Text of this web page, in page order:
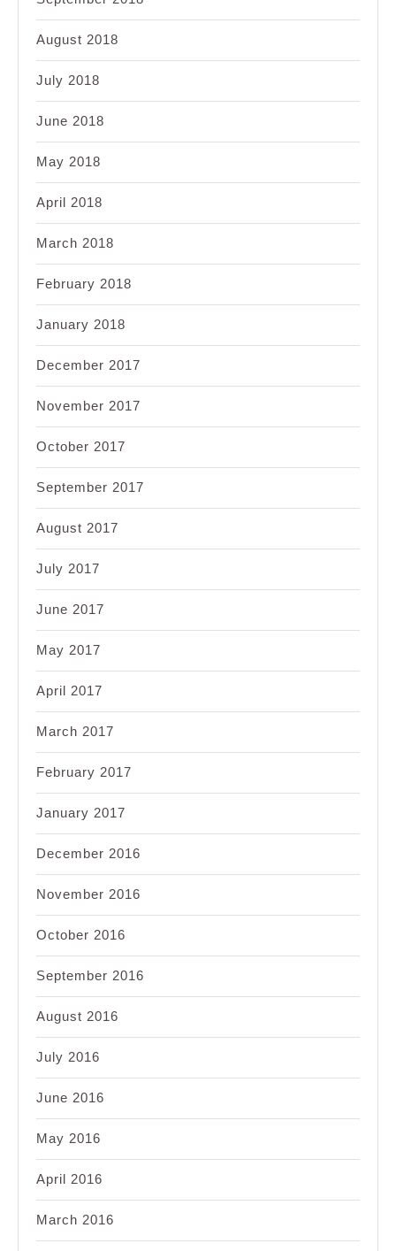
August 2018
July 2018
June 2018
May 2018
April 2018
March 2018
February 2018
January 2018
December 2017
November 2017
October 2017
September 2017
August 2017
July 2017
June 2017
May 2017
April 2017
March 2017
February 2017
January 2017
December 2016
November 2016
October 2016
September 2016
August 2016
July 2016
June 2016
May 2016
April 2016
March 2016